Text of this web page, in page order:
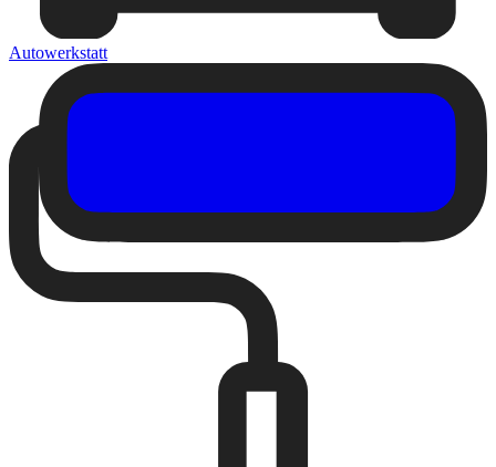
Autowerkstatt